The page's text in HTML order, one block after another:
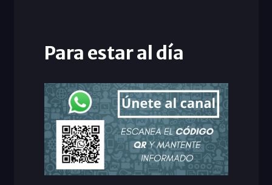
Para estar al día